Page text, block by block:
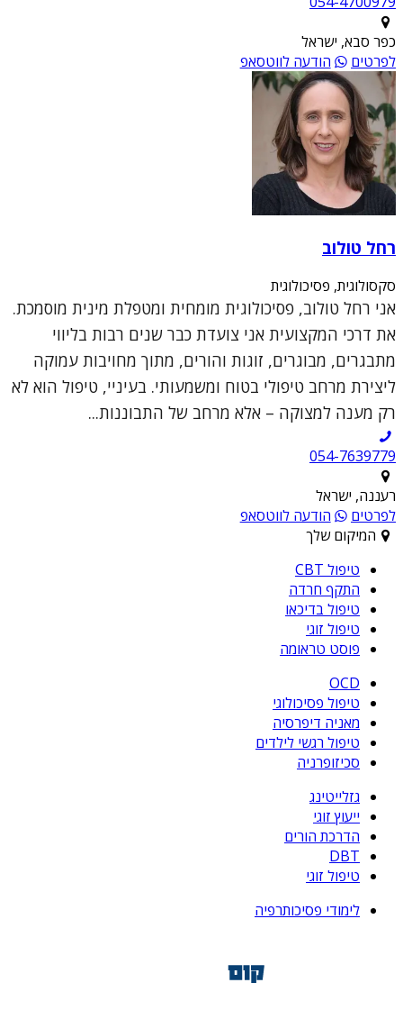
כפר סבא, ישראל
לפרטים
הודעה לווטסאפ
רחל טולוב
סקסולוגית, פסיכולוגית
אני רחל טולוב, פסיכולוגית מומחית ומטפלת מינית מוסמכת.
את דרכי המקצועית אני צועדת כבר שנים רבות בליווי
מתבגרים, מבוגרים, זוגות והורים, מתוך מחויבות עמוקה
ליצירת מרחב טיפולי בטוח ומשמעותי. בעיניי, טיפול הוא לא
רק מענה למצוקה – אלא מרחב של התבוננות...
054-7639779
רעננה, ישראל
לפרטים
הודעה לווטסאפ
המיקום שלך
טיפול CBT
התקף חרדה
טיפול בדיכאו
טיפול זוגי
פוסט טראומה
OCD
טיפול פסיכולוגי
מאניה דיפרסיה
טיפול רגשי לילדים
סכיזופרניה
גזלייטינג
ייעוץ זוגי
הדרכת הורים
DBT
טיפול זוגי
לימודי פסיכותרפיה